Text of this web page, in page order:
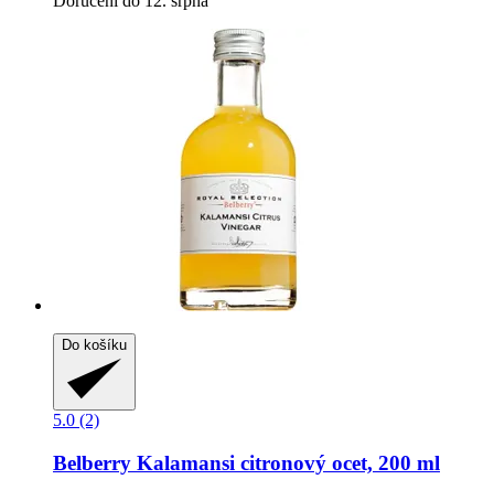
Do košíku
5.0 (2)
Belberry Kalamansi citronový ocet, 200 ml